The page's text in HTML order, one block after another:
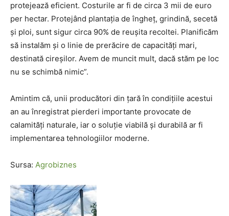
protejează eficient. Costurile ar fi de circa 3 mii de euro
per hectar. Protejând plantația de îngheț, grindină, secetă
și ploi, sunt sigur circa 90% de reușita recoltei. Planificăm
să instalăm și o linie de prerăcire de capacități mari,
destinată cireșilor. Avem de muncit mult, dacă stăm pe loc
nu se schimbă nimic”.
Amintim că, unii producători din țară în condițiile acestui
an au înregistrat pierderi importante provocate de
calamități naturale, iar o soluție viabilă și durabilă ar fi
implementarea tehnologiilor moderne.
Sursa: Agrobiznes